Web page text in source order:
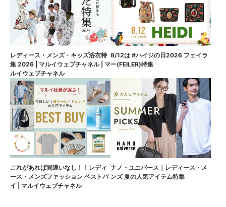
レディース・メンズ・キッズ浴衣特
集 2026 | マルイウェブチャネル | マ
ルイウェブチャネル
8/12は #ハイジの日2026 フェイラ
ー(FEILER)特集
これがあれば間違いなし！！レディ
ース・メンズファッション ベストバ
イ | マルイウェブチャネル
ナノ・ユニバース｜レディース・メ
ンズ 夏の人気アイテム特集